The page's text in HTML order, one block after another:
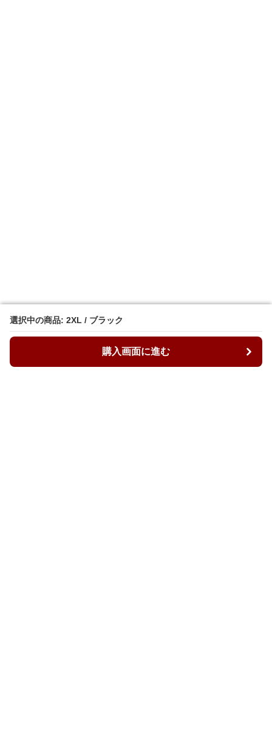
選択中の商品: 2XL / ブラック
購入画面に進む
選択中の商品: 2XL / ブラック
購入画面に進む